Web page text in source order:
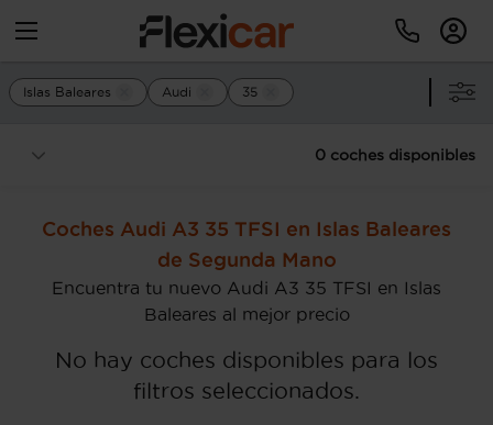
Islas Baleares Audi 35
0 coches disponibles
Coches Audi A3 35 TFSI en Islas Baleares
de Segunda Mano
Encuentra tu nuevo Audi A3 35 TFSI en Islas
Baleares al mejor precio
No hay coches disponibles para los
filtros seleccionados.